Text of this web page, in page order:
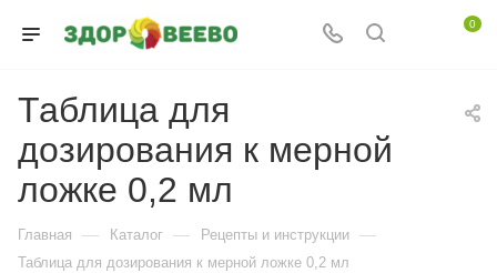
0
Таблица для
дозирования к мерной
ложке 0,2 мл
Главная — Каталог — Рецепты и инструкции —
Таблица для дозирования к мерной ложке 0,2 мл